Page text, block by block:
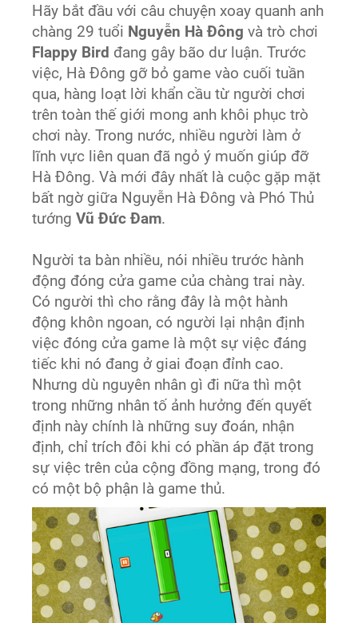
Hãy bắt đầu với câu chuyện xoay quanh anh
chàng 29 tuổi Nguyễn Hà Đông và trò chơi
Flappy Bird đang gây bão dư luận. Trước
việc, Hà Đông gỡ bỏ game vào cuối tuần
qua, hàng loạt lời khẩn cầu từ người chơi
trên toàn thế giới mong anh khôi phục trò
chơi này. Trong nước, nhiều người làm ở
lĩnh vực liên quan đã ngỏ ý muốn giúp đỡ
Hà Đông. Và mới đây nhất là cuộc gặp mặt
bất ngờ giữa Nguyễn Hà Đông và Phó Thủ
tướngVũ Đức Đam.
Người ta bàn nhiều, nói nhiều trước hành
động đóng cửa game của chàng trai này.
Có người thì cho rằng đây là một hành
động khôn ngoan, có người lại nhận định
việc đóng cửa game là một sự việc đáng
tiếc khi nó đang ở giai đoạn đỉnh cao.
Nhưng dù nguyên nhân gì đi nữa thì một
trong những nhân tố ảnh hưởng đến quyết
định này chính là những suy đoán, nhận
định, chỉ trích đôi khi có phần áp đặt trong
sự việc trên của cộng đồng mạng, trong đó
có một bộ phận là game thủ.